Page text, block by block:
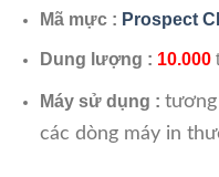
Mã mực : Prospect
Dung lượng : 10.000
Máy sử dụng : tương
các dòng máy in